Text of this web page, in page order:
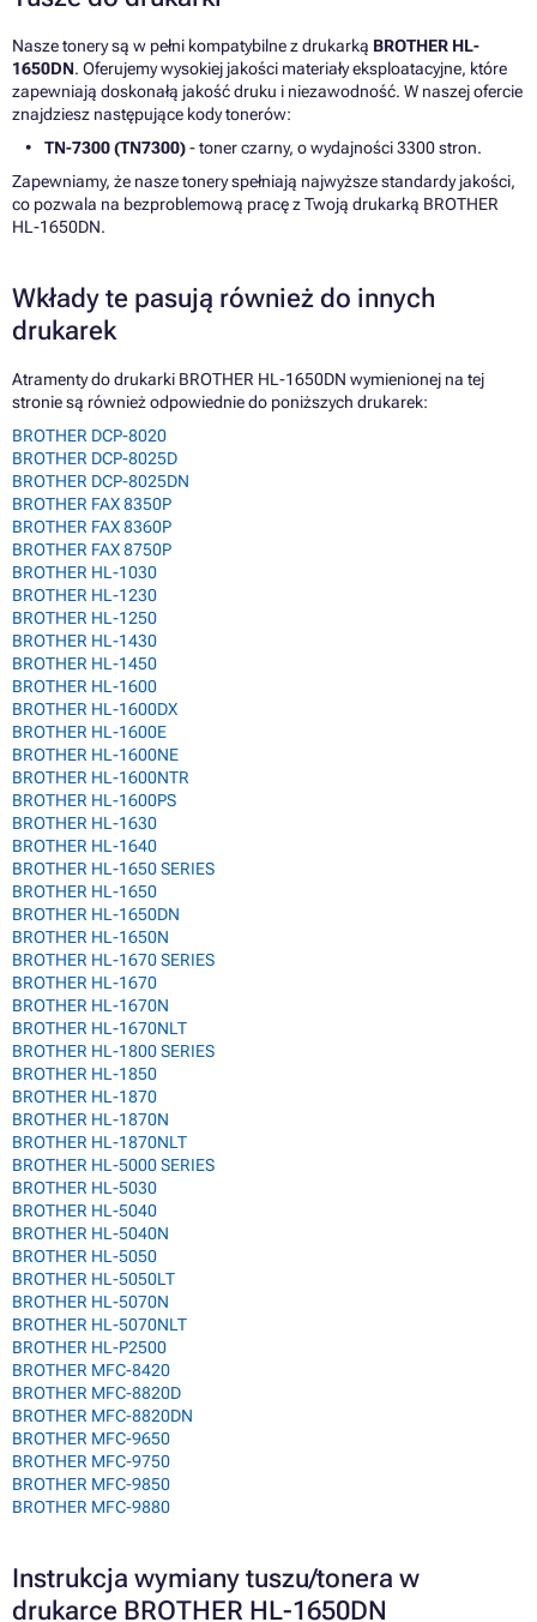
Nasze tonery są w pełni kompatybilne z drukarką BROTHER HL-
1650DN. Oferujemy wysokiej jakości materiały eksploatacyjne, które
zapewniają doskonałą jakość druku i niezawodność. W naszej ofercie
znajdziesz następujące kody tonerów:
TN-7300 (TN7300)- toner czarny, o wydajności 3300 stron.
Zapewniamy, że nasze tonery spełniają najwyższe standardy jakości,
co pozwala na bezproblemową pracę z Twoją drukarką BROTHER
HL-1650DN.
Wkłady te pasują również do innych
drukarek
Atramenty do drukarki BROTHER HL-1650DN wymienionej na tej
stronie są również odpowiednie do poniższych drukarek:
BROTHER DCP-8020
BROTHER DCP-8025D
BROTHER DCP-8025DN
BROTHER FAX 8350P
BROTHER FAX 8360P
BROTHER FAX 8750P
BROTHER HL-1030
BROTHER HL-1230
BROTHER HL-1250
BROTHER HL-1430
BROTHER HL-1450
BROTHER HL-1600
BROTHER HL-1600DX
BROTHER HL-1600E
BROTHER HL-1600NE
BROTHER HL-1600NTR
BROTHER HL-1600PS
BROTHER HL-1630
BROTHER HL-1640
BROTHER HL-1650 SERIES
BROTHER HL-1650
BROTHER HL-1650DN
BROTHER HL-1650N
BROTHER HL-1670 SERIES
BROTHER HL-1670
BROTHER HL-1670N
BROTHER HL-1670NLT
BROTHER HL-1800 SERIES
BROTHER HL-1850
BROTHER HL-1870
BROTHER HL-1870N
BROTHER HL-1870NLT
BROTHER HL-5000 SERIES
BROTHER HL-5030
BROTHER HL-5040
BROTHER HL-5040N
BROTHER HL-5050
BROTHER HL-5050LT
BROTHER HL-5070N
BROTHER HL-5070NLT
BROTHER HL-P2500
BROTHER MFC-8420
BROTHER MFC-8820D
BROTHER MFC-8820DN
BROTHER MFC-9650
BROTHER MFC-9750
BROTHER MFC-9850
BROTHER MFC-9880
Instrukcja wymiany tuszu/tonera w
drukarce BROTHER HL-1650DN